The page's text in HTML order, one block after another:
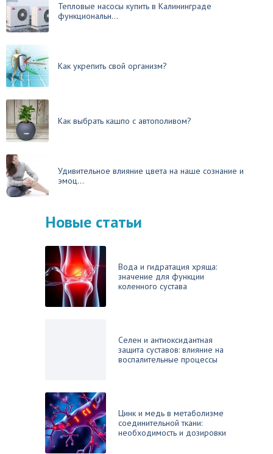
Тепловые насосы купить в Калининграде
функциональн...
Как укрепить свой организм?
Как выбрать кашпо с автополивом?
Удивительное влияние цвета на наше сознание и
эмоц...
Новые статьи
Вода и гидратация хряща:
значение для функции
коленного сустава
Селен и антиоксидантная
защита суставов: влияние на
воспалительные процессы
Цинк и медь в метаболизме
соединительной ткани:
необходимость и дозировки